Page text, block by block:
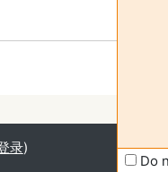
Do
录)